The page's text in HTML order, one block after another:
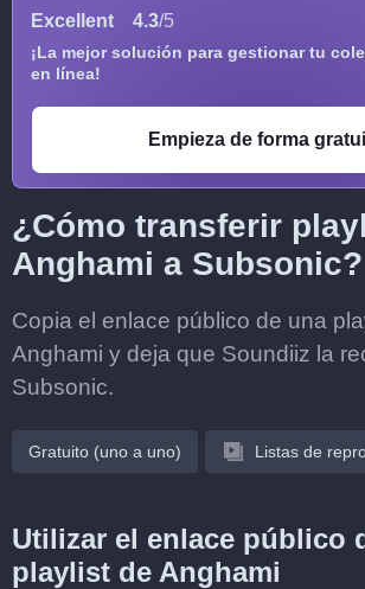
Excellent 4.3/5
¡La mejor solución para gestionar tu
en línea!
Empieza de forma
¿Cómo transferir
Anghami a Subsonic?
Copia el enlace público de una
Anghami y deja que Soundiiz la
Subsonic.
Gratuito (uno a uno) Listas de
Utilizar el enlace público
playlist de Anghami